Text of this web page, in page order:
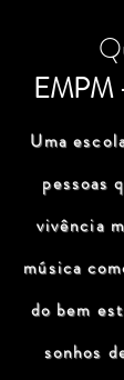
EMPM
Uma
pessoas
vivência
música
do bem
sonhos